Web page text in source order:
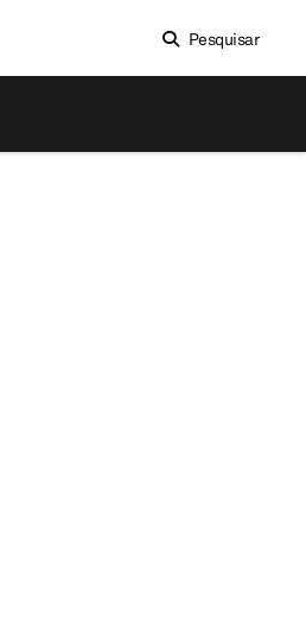
Pesquisar